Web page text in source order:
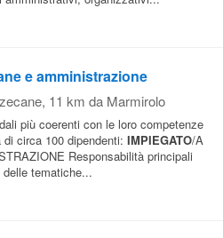
e amministrazione
, 11 km da Marmirolo
più coerenti con le loro competenze
circa 100 dipendenti: IMPIEGATO/A
Responsabilità principali
tematiche...